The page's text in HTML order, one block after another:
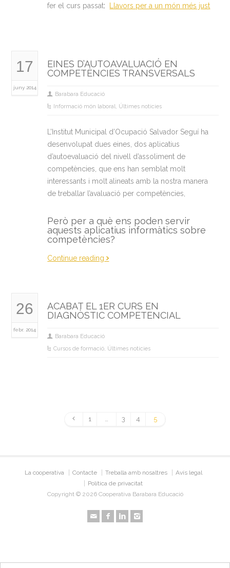
fer el curs passat: Llavors per a un món més just
17
juny 2014
EINES D’AUTOAVALUACIÓ EN
COMPETÈNCIES TRANSVERSALS
Barabara Educació
Informació món laboral, Últimes noticies
L’Institut Municipal d’Ocupació Salvador Seguí ha
desenvolupat dues eines, dos aplicatius
d’autoevaluació del nivell d’assoliment de
competències, que ens han semblat molt
interessants i molt alineats amb la nostra manera
de treballar l’avaluació per competències,
Però per a què ens poden servir
aquests aplicatius informàtics sobre
competències?
Continue reading
26
febr. 2014
ACABAT EL 1ER CURS EN
DIAGNÒSTIC COMPETENCIAL
Barabara Educació
Cursos de formació, Últimes noticies
1 … 3 4 5
La cooperativa Contacte Treballa amb nosaltres
Avís legal
Política de privacitat
Copyright © 2026 Cooperativa Barabara Educació